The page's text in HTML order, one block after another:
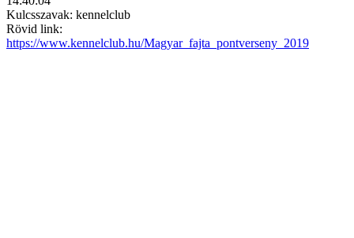
Kulcsszavak: kennelclub
Rövid link:
https://www.kennelclub.hu/Magyar_fajta_pontverseny_2019